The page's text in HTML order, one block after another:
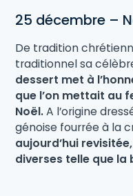
25 décembre –
De tradition
traditionnel sa
dessert met à
que l’on mettait au
Noël.A l’origine
génoise fourrée à la
aujourd’hui
diverses telle que la